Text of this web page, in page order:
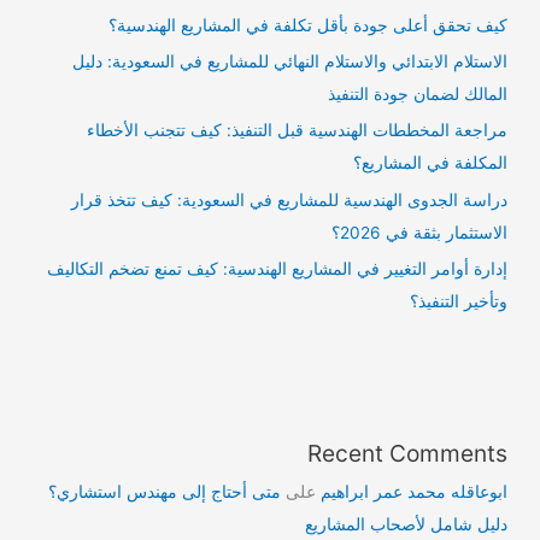
كيف تحقق أعلى جودة بأقل تكلفة في المشاريع الهندسية؟
الاستلام الابتدائي والاستلام النهائي للمشاريع في السعودية: دليل
المالك لضمان جودة التنفيذ
مراجعة المخططات الهندسية قبل التنفيذ: كيف تتجنب الأخطاء
المكلفة في المشاريع؟
دراسة الجدوى الهندسية للمشاريع في السعودية: كيف تتخذ قرار
الاستثمار بثقة في 2026؟
إدارة أوامر التغيير في المشاريع الهندسية: كيف تمنع تضخم التكاليف
وتأخير التنفيذ؟
Recent Comments
ابوعاقله محمد عمر ابراهيم على متى أحتاج إلى مهندس استشاري؟
دليل شامل لأصحاب المشاريع